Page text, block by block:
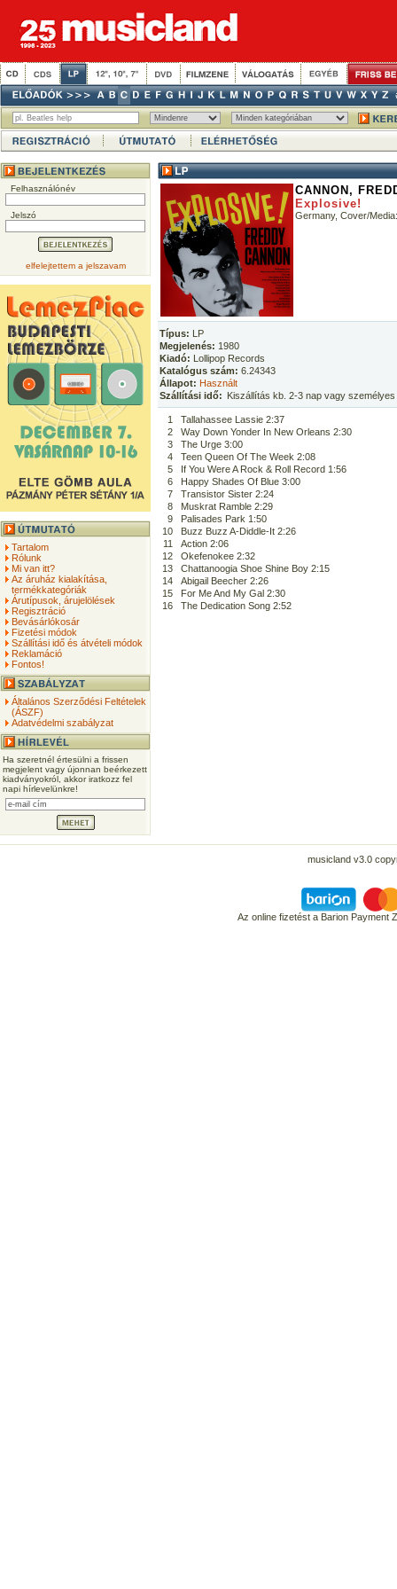
Felhasználónév
Jelszó
elfelejtettem a jelszavam
Tartalom
Rólunk
Mi van itt?
Az áruház kialakítása,
termékkategóriák
Árutípusok, árujelölések
Regisztráció
Bevásárlókosár
Fizetési módok
Szállítási idő és átvételi módok
Reklamáció
Fontos!
Általános Szerződési Feltételek
(ÁSZF)
Adatvédelmi szabályzat
Ha szeretnél értesülni a frissen
megjelent vagy újonnan beérkezett
kiadványokról, akkor iratkozz fel
napi hírlevelünkre!
CANNON,
Explosive!
Germany, Cover/
Típus: LP
Megjelenés: 1980
Kiadó: Lollipop Records
Katalógus szám: 6.24343
Állapot: Használt
Szállítási idő: Kiszállítás kb. 2-3 nap vagy
1
Tallahassee Lassie 2:37
2
Way Down Yonder In New Orleans 2:30
3
The Urge 3:00
4
Teen Queen Of The Week 2:08
5
If You Were A Rock & Roll Record 1:56
6
Happy Shades Of Blue 3:00
7
Transistor Sister 2:24
8
Muskrat Ramble 2:29
9
Palisades Park 1:50
10
Buzz Buzz A-Diddle-It 2:26
11
Action 2:06
12
Okefenokee 2:32
13
Chattanoogia Shoe Shine Boy 2:15
14
Abigail Beecher 2:26
15
For Me And My Gal 2:30
16
The Dedication Song 2:52
musicland v3.0
Az online fizetést a Barion Payment